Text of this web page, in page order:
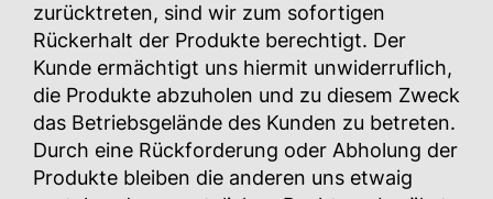
zurücktreten, sind wir zum sofortigen
Rückerhalt der Produkte berechtigt. Der
Kunde ermächtigt uns hiermit unwiderruflich,
die Produkte abzuholen und zu diesem Zweck
das Betriebsgelände des Kunden zu betreten.
Durch eine Rückforderung oder Abholung der
Produkte bleiben die anderen uns etwaig